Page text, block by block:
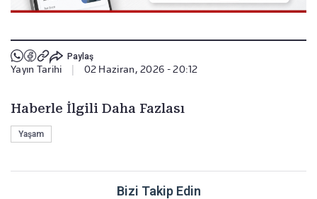
Paylaş
Yayın Tarihi 02 Haziran, 2026 - 20:12
Haberle İlgili Daha Fazlası
Yaşam
Bizi Takip Edin